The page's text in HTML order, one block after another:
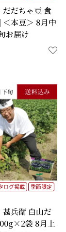
だだちゃ豆 食
本豆＞ 8月中
お届け
甚兵衛 白山だ
袋 8月上
ログ掲載
季節限定